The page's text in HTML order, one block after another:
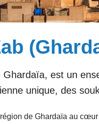
est un
unique, des
de Ghardaïa au